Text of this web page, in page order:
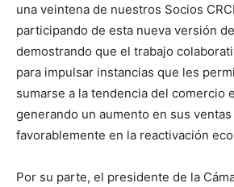
una veintena de nuestros Socios
participando de esta nueva versión
demostrando que el trabajo
para impulsar instancias que les
sumarse a la tendencia del comercio
generando un aumento en sus
favorablemente en la reactivación
Por su parte, el presidente de la